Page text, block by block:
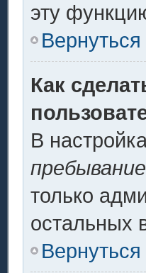
эту
Как
В
только
остальных